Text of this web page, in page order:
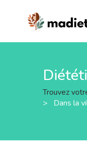
Trouvez
>
Dans la